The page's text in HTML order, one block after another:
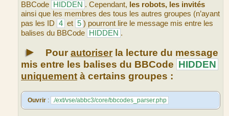
BBCode
HIDDEN . Cependant, les robots, les invités
ainsi que les membres des tous les autres groupes (n’ayant
pas les ID 4 et 5 ) pourront lire le message mis entre les
balises du BBCode
HIDDEN .
► Pourautoriserla lecture du message
mis entre les balises du BBCode HIDDEN
uniquement à certains groupes :
Ouvrir : ./ext/vse/abbc3/core/bbcodes_parser.php